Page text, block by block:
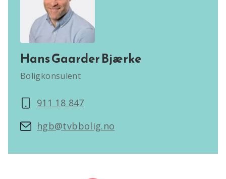
Hans Gaarder Bjærke
Boligkonsulent
911 18 847
hgb@tvbbolig.no